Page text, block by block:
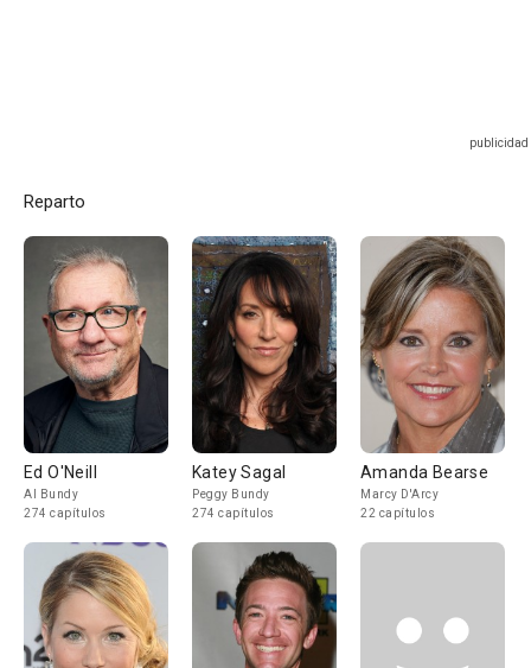
Reparto
Ed O'Neill
Al Bundy
274 capítulos
Katey Sagal
Peggy Bundy
274 capítulos
Amanda Bearse
Marcy D'Arcy
22 capítulos